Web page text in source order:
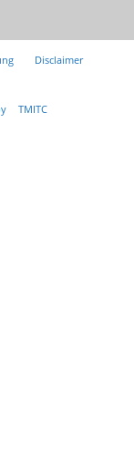
Disclaimer
TMITC